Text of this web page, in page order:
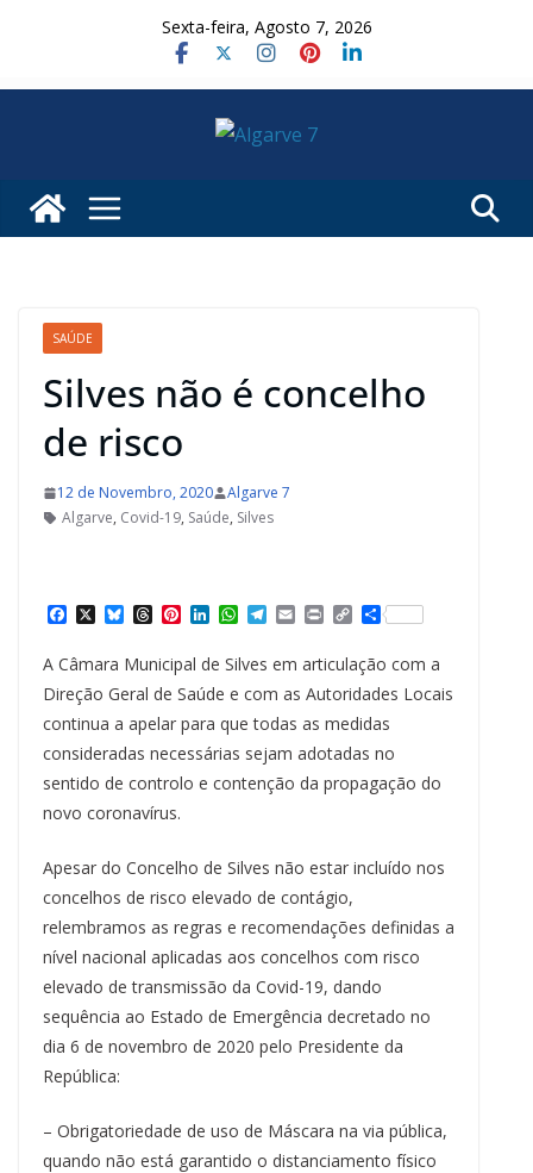
Sexta-feira, Agosto 7, 2026
SAÚDE
Silves não é concelho
de risco
12 de Novembro, 2020
Algarve 7
Algarve, Covid-19, Saúde, Silves
c
e
b
o
o
k
X B
u
e
s
y
T
r
e
a
s
P
t
e
e
s
t
L
k
e
I
n
W
a
t
s
p
p
T
e
g
a
m
E
i
l
P
i
n
t
C
y
L
n
k
S
r
e
A Câmara Municipal de Silves em articulação com a
Direção Geral de Saúde e com as Autoridades Locais
continua a apelar para que todas as medidas
consideradas necessárias sejam adotadas no
sentido de controlo e contenção da propagação do
novo coronavírus.
Apesar do Concelho de Silves não estar incluído nos
concelhos de risco elevado de contágio,
relembramos as regras e recomendações definidas a
nível nacional aplicadas aos concelhos com risco
elevado de transmissão da Covid-19, dando
sequência ao Estado de Emergência decretado no
dia 6 de novembro de 2020 pelo Presidente da
República:
– Obrigatoriedade de uso de Máscara na via pública,
quando não está garantido o distanciamento físico